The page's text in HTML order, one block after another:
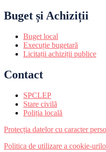
Buget și Achiziții
Buget local
Execuție bugetară
Licitații achiziții publice
Contact
SPCLEP
Stare civilă
Poliția locală
Protecția datelor cu caracter
Politica de utilizare a cookie-